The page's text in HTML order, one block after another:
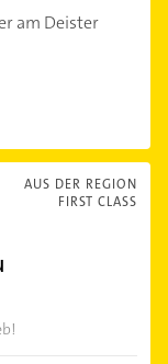
am Deister
AUS DER REGION
FIRST CLASS